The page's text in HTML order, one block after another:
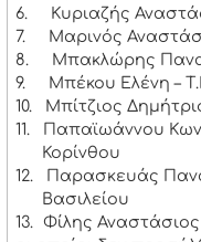
6.
Κυριαζής
7.
Μαρινός
8.
Μπακλώρης
9.
Μπέκου Ελένη –
10.
Μπίτζιος
11.
Παπαϊωάννου
Κορίνθου
12.
Παρασκευάς
Βασιλείου
13.
Φίλης Αναστάσιος